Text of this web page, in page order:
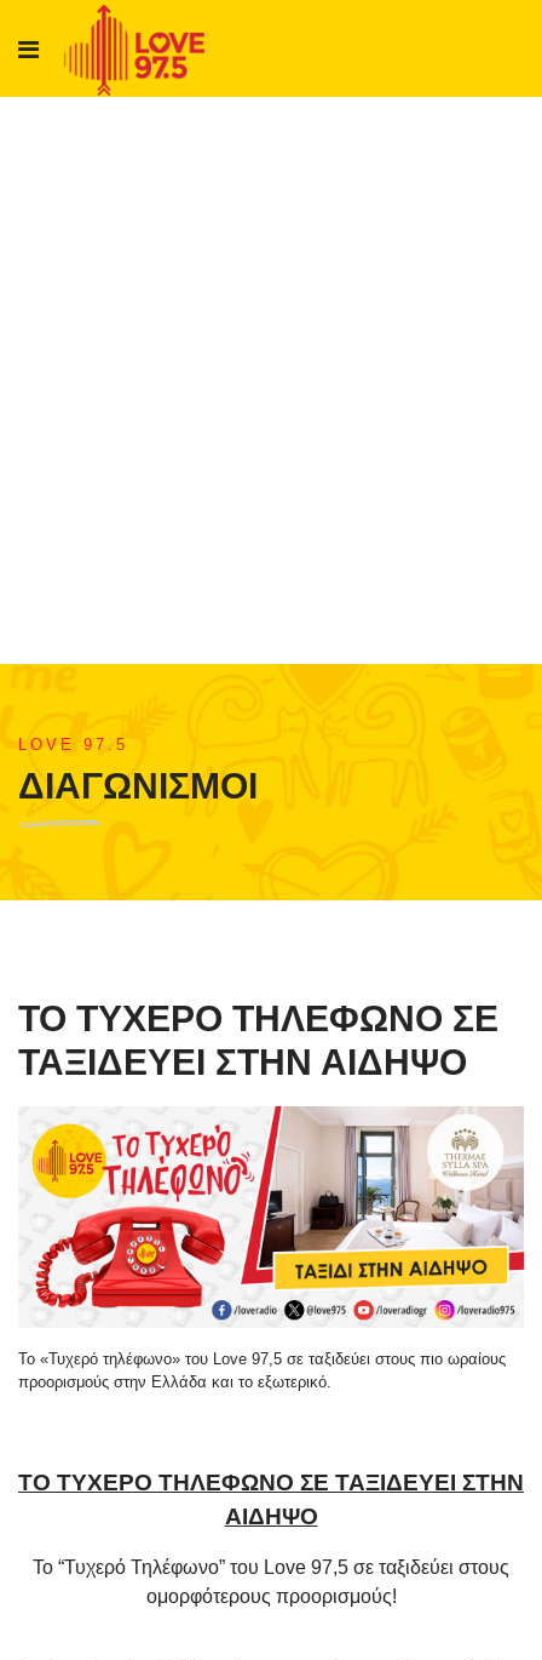
LOVE 97.5
ΔΙΑΓΩΝΙΣΜΟΙ
ΤΟ ΤΥΧΕΡΟ ΤΗΛΕΦΩΝΟ ΣΕ
ΤΑΞΙΔΕΥΕΙ ΣΤΗΝ ΑΙΔΗΨΟ
Το «Τυχερό τηλέφωνο» του Love 97,5 σε ταξιδεύει στους πιο ωραίους
προορισμούς στην Ελλάδα και το εξωτερικό.
ΤΟ ΤΥΧΕΡΟ ΤΗΛΕΦΩΝΟ ΣΕ ΤΑΞΙΔΕΥΕΙ ΣΤΗΝ
ΑΙΔΗΨΟ
Το “Τυχερό Τηλέφωνο” του Love 97,5 σε ταξιδεύει στους
ομορφότερους προορισμούς!